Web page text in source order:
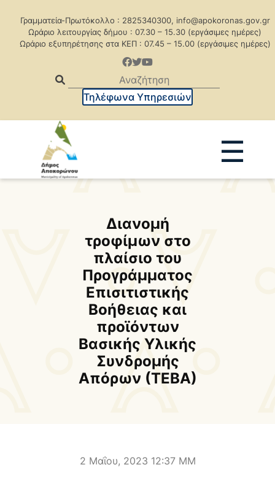
Γραμματεία-Πρωτόκολλο : 2825340300, info@apokoronas.gov.gr
Ωράριο λειτουργίας δήμου : 07.30 – 15.30 (εργάσιμες ημέρες)
Ωράριο εξυπηρέτησης στα ΚΕΠ : 07.45 – 15.00 (εργάσιμες ημέρες)
Τηλέφωνα Υπηρεσιών
Δημοπρασίες
Προκηρ. Δημ. Συμβάσεων
Δήμαρχος
Αντιδήμαρχοι και
Εντεταλμένοι Δημοτικοί
Δημοτικό Συμβούλιο
Δημοτική Επιτροπή
Δ.Ε. Αρμένων
Δ.Ε. Ασή Γωνιάς
Αποκορώνα Χανίων
☰
Διανομή
τροφίμων στο
πλαίσιο του
Προγράμματος
Επισιτιστικής
Βοήθειας και
προϊόντων
Βασικής Υλικής
Συνδρομής
Απόρων (ΤΕΒΑ)
2 Μαΐου, 2023 12:37 ΜΜ